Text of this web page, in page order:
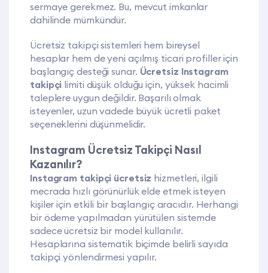
sermaye gerekmez. Bu, mevcut imkanlar
dahilinde mümkündür.
Ücretsiz takipçi sistemleri hem bireysel
hesaplar hem de yeni açılmış ticari profiller için
başlangıç desteği sunar. Ücretsiz Instagram
takipçi limiti düşük olduğu için, yüksek hacimli
taleplere uygun değildir. Başarılı olmak
isteyenler, uzun vadede büyük ücretli paket
seçeneklerini düşünmelidir.
Instagram Ücretsiz Takipçi Nasıl
Kazanılır?
Instagram takipçi ücretsiz hizmetleri, ilgili
mecrada hızlı görünürlük elde etmek isteyen
kişiler için etkili bir başlangıç aracıdır. Herhangi
bir ödeme yapılmadan yürütülen sistemde
sadece ücretsiz bir model kullanılır.
Hesaplarına sistematik biçimde belirli sayıda
takipçi yönlendirmesi yapılır.